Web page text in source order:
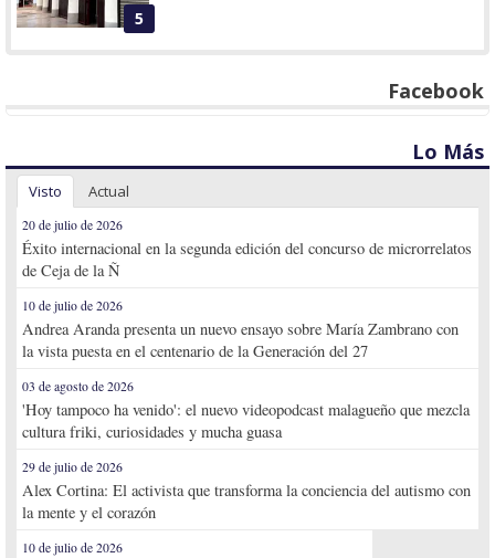
5
Facebook
Lo Más
Visto Actual
20 de julio de 2026
Éxito internacional en la segunda edición del concurso de microrrelatos
de Ceja de la Ñ
10 de julio de 2026
Andrea Aranda presenta un nuevo ensayo sobre María Zambrano con
la vista puesta en el centenario de la Generación del 27
03 de agosto de 2026
'Hoy tampoco ha venido': el nuevo videopodcast malagueño que mezcla
cultura friki, curiosidades y mucha guasa
29 de julio de 2026
Alex Cortina: El activista que transforma la conciencia del autismo con
la mente y el corazón
10 de julio de 2026